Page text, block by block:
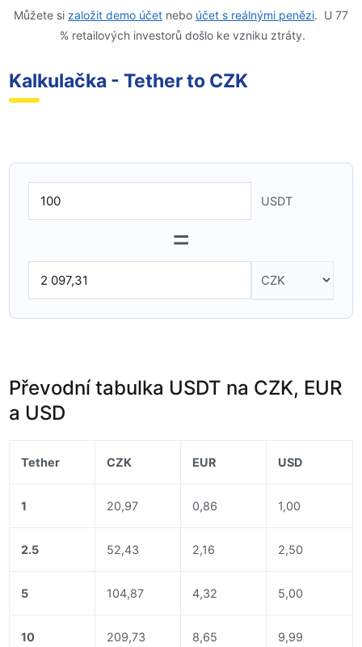
Můžete si založit demo účet nebo účet s reálnými penězi. U 77
% retailových investorů došlo ke vzniku ztráty.
Kalkulačka - Tether to CZK
USDT
=
Převodní tabulka USDT na CZK, EUR
a USD
Tether CZK EUR USD
1 20,97 0,86 1,00
2.5 52,43 2,16 2,50
5 104,87 4,32 5,00
10 209,73 8,65 9,99